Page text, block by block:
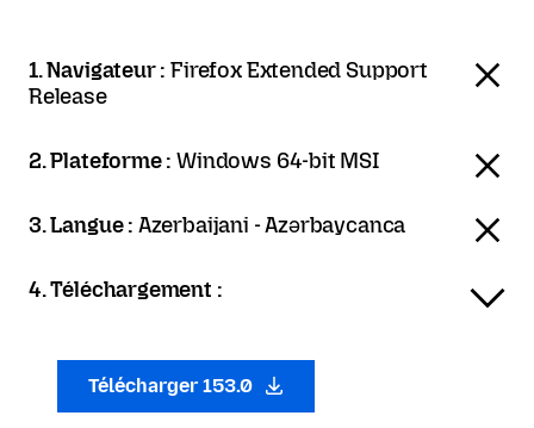
1. Navigateur :Firefox Extended Support
Release
2. Plateforme :Windows 64-bit MSI
3. Langue : Azerbaijani - Azərbaycanca
4. Téléchargement :
Télécharger 153.0